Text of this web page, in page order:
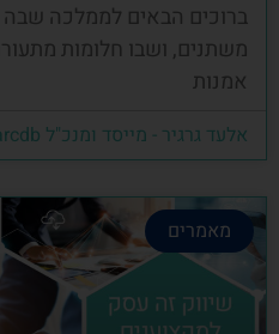
ברוכים הבאים לממלכה שבה
משתנים, ושבו חלומות
אמנות
אלעד גרגיר - מייסד ומנכ"ל arcdb
מאמרים